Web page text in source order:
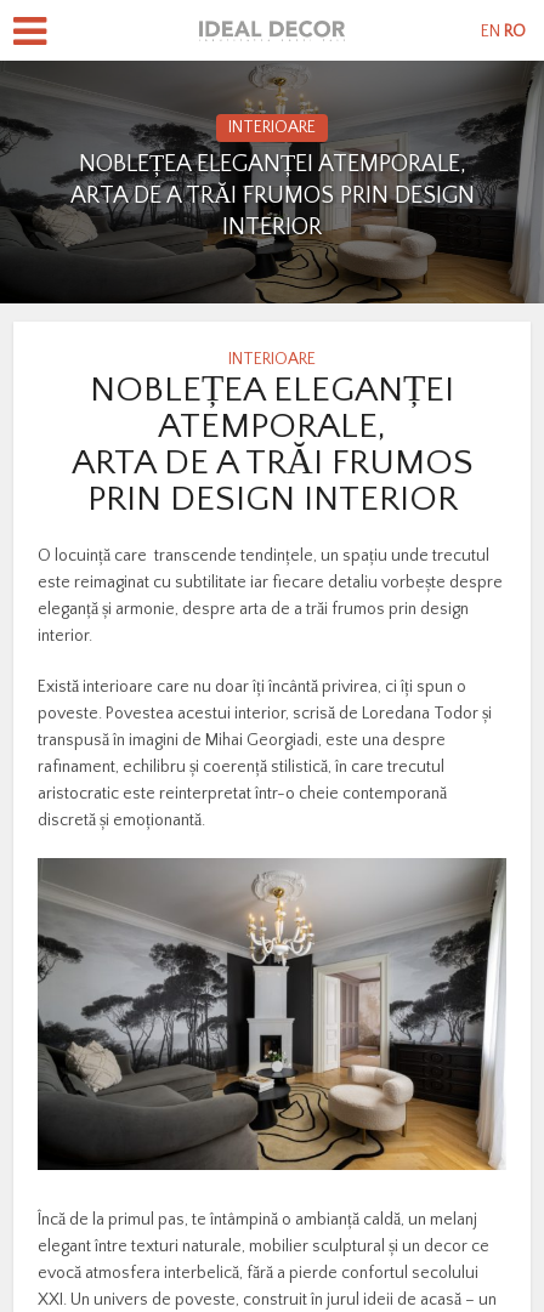
INTERIOARE
NOBLEȚEA ELEGANȚEI ATEMPORALE,
ARTA DE A TRĂI FRUMOS PRIN DESIGN
INTERIOR
INTERIOARE
NOBLEȚEA ELEGANȚEI
ATEMPORALE,
ARTA DE A TRĂI FRUMOS
PRIN DESIGN INTERIOR
O locuință care transcende tendințele, un spațiu unde trecutul
este reimaginat cu subtilitate iar fiecare detaliu vorbește despre
eleganță și armonie, despre arta de a trăi frumos prin design
interior.
Există interioare care nu doar îți încântă privirea, ci îți spun o
poveste. Povestea acestui interior, scrisă de Loredana Todor și
transpusă în imagini de Mihai Georgiadi, este una despre
rafinament, echilibru și coerență stilistică, în care trecutul
aristocratic este reinterpretat într-o cheie contemporană
discretă și emoționantă.
Încă de la primul pas, te întâmpină o ambianță caldă, un melanj
elegant între texturi naturale, mobilier sculptural și un decor ce
evocă atmosfera interbelică, fără a pierde confortul secolului
XXI. Un univers de poveste, construit în jurul ideii de acasă – un
EN RO